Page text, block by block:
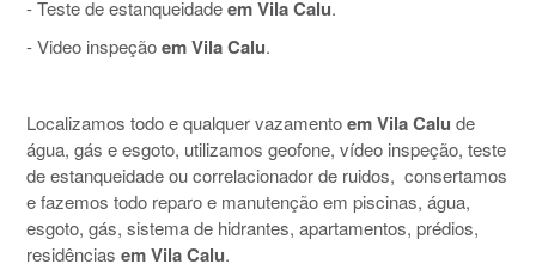
- Teste de estanqueidadeem Vila Calu.
- Video inspeçãoem Vila Calu.
Localizamos todo e qualquer vazamentoem Vila Calu de
água, gás e esgoto, utilizamos geofone, vídeo inspeção, teste
de estanqueidade ou correlacionador de ruidos, consertamos
e fazemos todo reparo e manutenção em piscinas, água,
esgoto, gás, sistema de hidrantes, apartamentos, prédios,
residências em Vila Calu.